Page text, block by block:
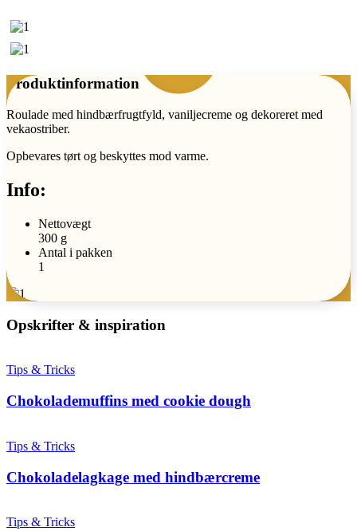
Produktinformation
Roulade med hindbærfrugtfyld, vaniljecreme og dekoreret med
vekaostriber.
Opbevares tørt og beskyttes mod varme.
Info:
Nettovægt
300 g
Antal i pakken
1
Opskrifter & inspiration
Tips & Tricks
Chokolademuffins med cookie dough
Tips & Tricks
Chokoladelagkage med hindbærcreme
Tips & Tricks